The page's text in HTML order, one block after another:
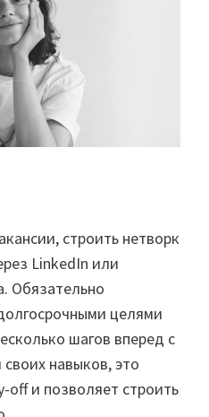
строить нетворк
LinkedIn или
Обязательно
целями
шагов вперед с
навыков, это
и позволяет строить